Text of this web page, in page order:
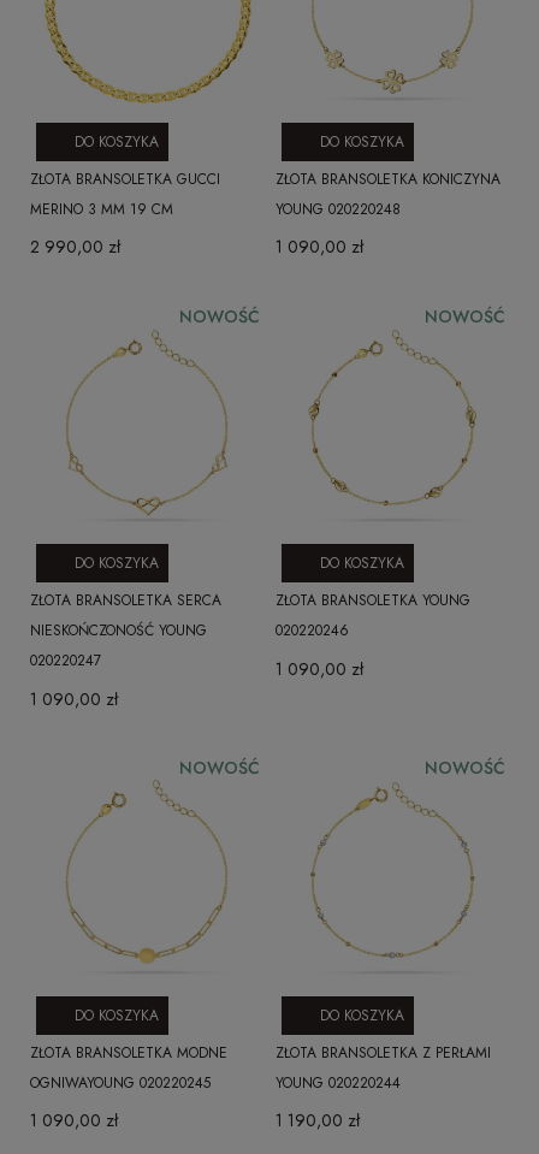
ZŁOTA BRANSOLETKA GUCCI
MERINO 3 MM 19 CM
2 990,00 zł
DO KOSZYKA
ZŁOTA BRANSOLETKA KONICZYNA
YOUNG 020220248
1 090,00 zł
DO KOSZYKA
ZŁOTA BRANSOLETKA SERCA
NIESKOŃCZONOŚĆ YOUNG
020220247
1 090,00 zł
DO KOSZYKA
NOWOŚĆ
ZŁOTA BRANSOLETKA YOUNG
020220246
1 090,00 zł
DO KOSZYKA
NOWOŚĆ
ZŁOTA BRANSOLETKA MODNE
OGNIWAYOUNG 020220245
1 090,00 zł
DO KOSZYKA
NOWOŚĆ
ZŁOTA BRANSOLETKA Z PERŁAMI
YOUNG 020220244
1 190,00 zł
DO KOSZYKA
NOWOŚĆ